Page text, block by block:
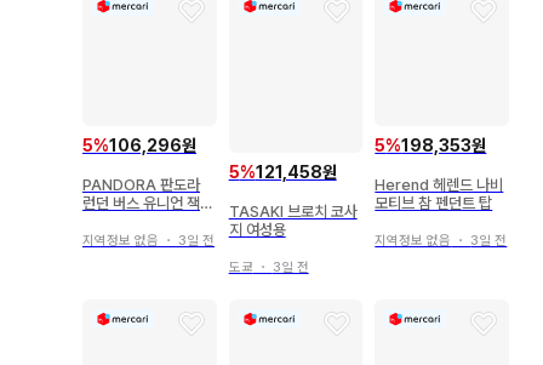
5%106,296원
PANDORA 판도라
런던 버스 유니언 잭
지역정보 없음 ・ 3일 전
5%121,458원
TASAKI 브로치 코사
지 여성용
도쿄 ・ 3일 전
5%198,353원
Herend 헤렌드 나비
모티브 참 펜던트 탑
지역정보 없음 ・ 3일 전